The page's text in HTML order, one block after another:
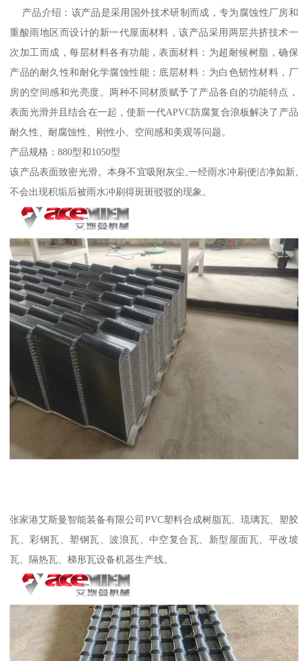
产品介绍：该产品是采用国外技术研制而成，专为腐蚀性厂房和
重酸雨地区而设计的新一代屋面材料，该产品采用两层共挤技术一
次加工而成，每层材料各有功能，表面材料：为超耐候树脂，确保
产品的耐久性和耐化学腐蚀性能；底层材料：为白色韧性材料，厂
房的空间感和光亮度。两种不同材质赋予了产品各自的功能特点，
表面光滑并且结合在一起，使新一代APVC防腐复合浪板解决了产品
耐久性、耐腐蚀性、刚性小、空间感和美观等问题。
产品规格：880型和1050型
该产品表面致密光滑。本身不宜吸附灰尘,一经雨水冲刷便洁净如新,
不会出现积垢后被雨水冲刷得斑斑驳驳的现象。
张家港艾斯曼智能装备有限公司PVC塑料合成树脂瓦、琉璃瓦、塑胶
瓦、彩钢瓦、塑钢瓦、波浪瓦、中空复合瓦、新型屋面瓦、平改坡
瓦、隔热瓦、梯形瓦设备机器生产线。